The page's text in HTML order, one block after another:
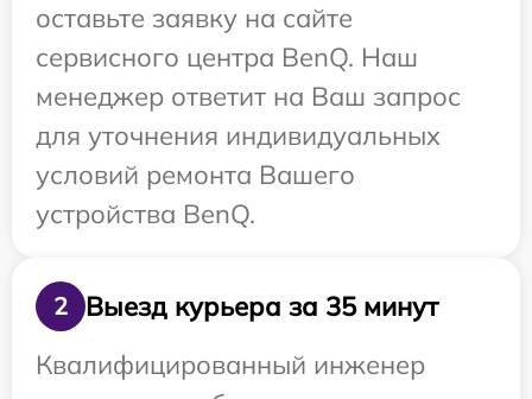
оставьте заявку на сайте
сервисного центра BenQ. Наш
менеджер ответит на Ваш запрос
для уточнения индивидуальных
условий ремонта Вашего
устройства BenQ.
2
Выезд курьера за 35 минут
Квалифицированный инженер